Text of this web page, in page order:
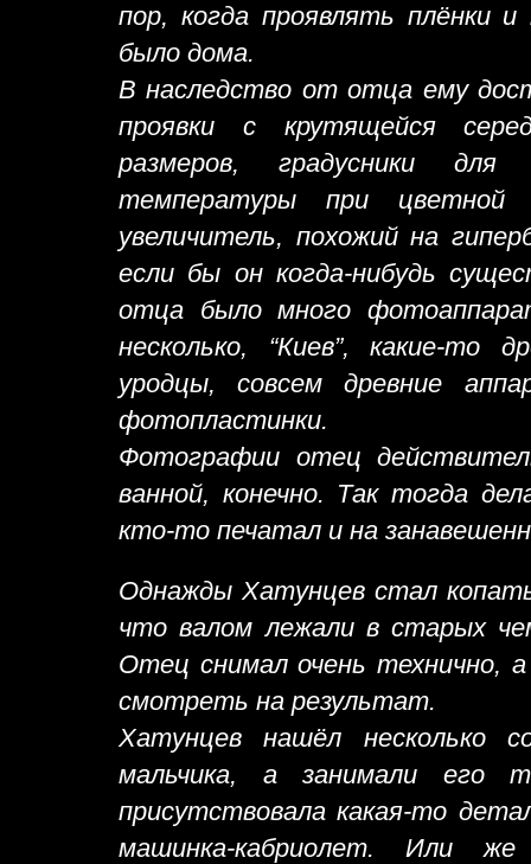
пор, когда проявлять плёнки
было дома.
В наследство от отца ему
проявки с крутящейся
размеров, градусники для
температуры при цветной
увеличитель, похожий на
если бы он когда-нибудь
отца было много
несколько, “Киев”, какие-то
уродцы, совсем древние
фотопластинки.
Фотографии отец
ванной, конечно. Так тогда
кто-то печатал и на
Однажды Хатунцев стал
что валом лежали в старых
Отец снимал очень технично,
смотреть на результат.
Хатунцев нашёл несколько
мальчика, а занимали его
присутствовала какая-то
машинка-кабриолет. Или